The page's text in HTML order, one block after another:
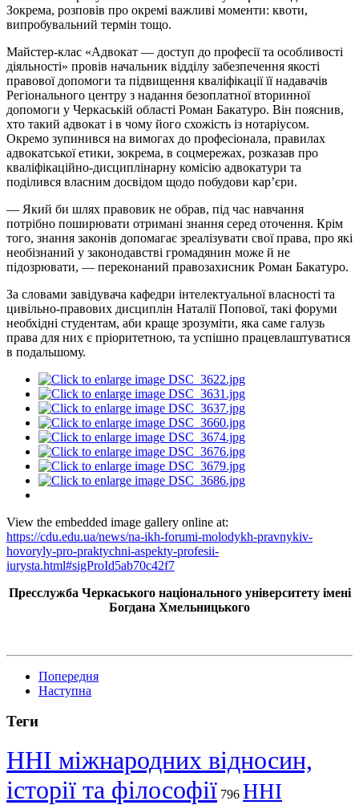
Зокрема, розповів про окремі важливі моменти: квоти,
випробувальний термін тощо.
Майстер-клас «Адвокат — доступ до професії та особливості
діяльності» провів начальник відділу забезпечення якості
правової допомоги та підвищення кваліфікації її надавачів
Регіонального центру з надання безоплатної вторинної
допомоги у Черкаській області Роман Бакатуро. Він пояснив,
хто такий адвокат і в чому його схожість із нотаріусом.
Окремо зупинився на вимогах до професіонала, правилах
адвокатської етики, зокрема, в соцмережах, розказав про
кваліфікаційно-дисциплінарну комісію адвокатури та
поділився власним досвідом щодо побудови кар’єри.
— Який би шлях правовик не обрав, під час навчання
потрібно поширювати отримані знання серед оточення. Крім
того, знання законів допомагає зреалізувати свої права, про які
необізнаний у законодавстві громадянин може й не
підозрювати, — переконаний правозахисник Роман Бакатуро.
За словами завідувача кафедри інтелектуальної власності та
цивільно-правових дисциплін Наталії Попової, такі форуми
необхідні студентам, аби краще зрозуміти, яка саме галузь
права для них є пріоритетною, та успішно працевлаштуватися
в подальшому.
View the embedded image gallery online at:
https://cdu.edu.ua/news/na-ikh-forumi-molodykh-pravnykiv-
hovoryly-pro-praktychni-aspekty-profesii-
iurysta.html#sigProId5ab70c42f7
Пресслужба Черкаського національного університету імені
Богдана Хмельницького
Попередня
Наступна
Теги
ННІ міжнародних відносин,
історії та філософії 796 ННІ